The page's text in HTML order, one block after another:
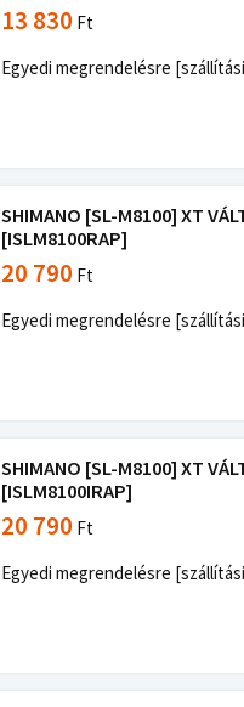
13 830 Ft
Egyedi megrendelésre
SHIMANO [SL-M8100] XT
[ISLM8100RAP]
20 790 Ft
Egyedi megrendelésre
SHIMANO [SL-M8100] XT
[ISLM8100IRAP]
20 790 Ft
Egyedi megrendelésre